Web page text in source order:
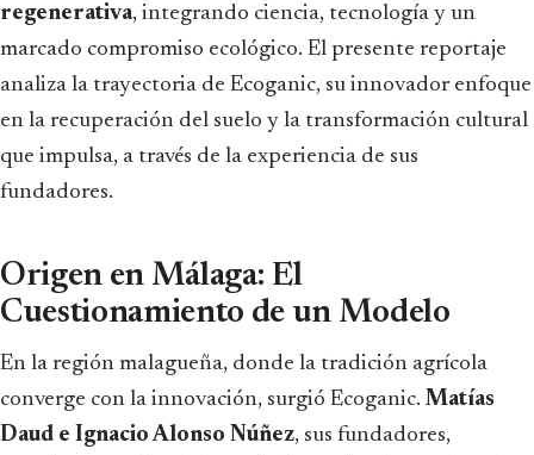
regenerativa, integrando ciencia, tecnología y un
marcado compromiso ecológico. El presente reportaje
analiza la trayectoria de Ecoganic, su innovador enfoque
en la recuperación del suelo y la transformación cultural
que impulsa, a través de la experiencia de sus
fundadores.
Origen en Málaga: El
Cuestionamiento de un Modelo
En la región malagueña, donde la tradición agrícola
converge con la innovación, surgió Ecoganic. Matías
Daud e Ignacio Alonso Núñez, sus fundadores,